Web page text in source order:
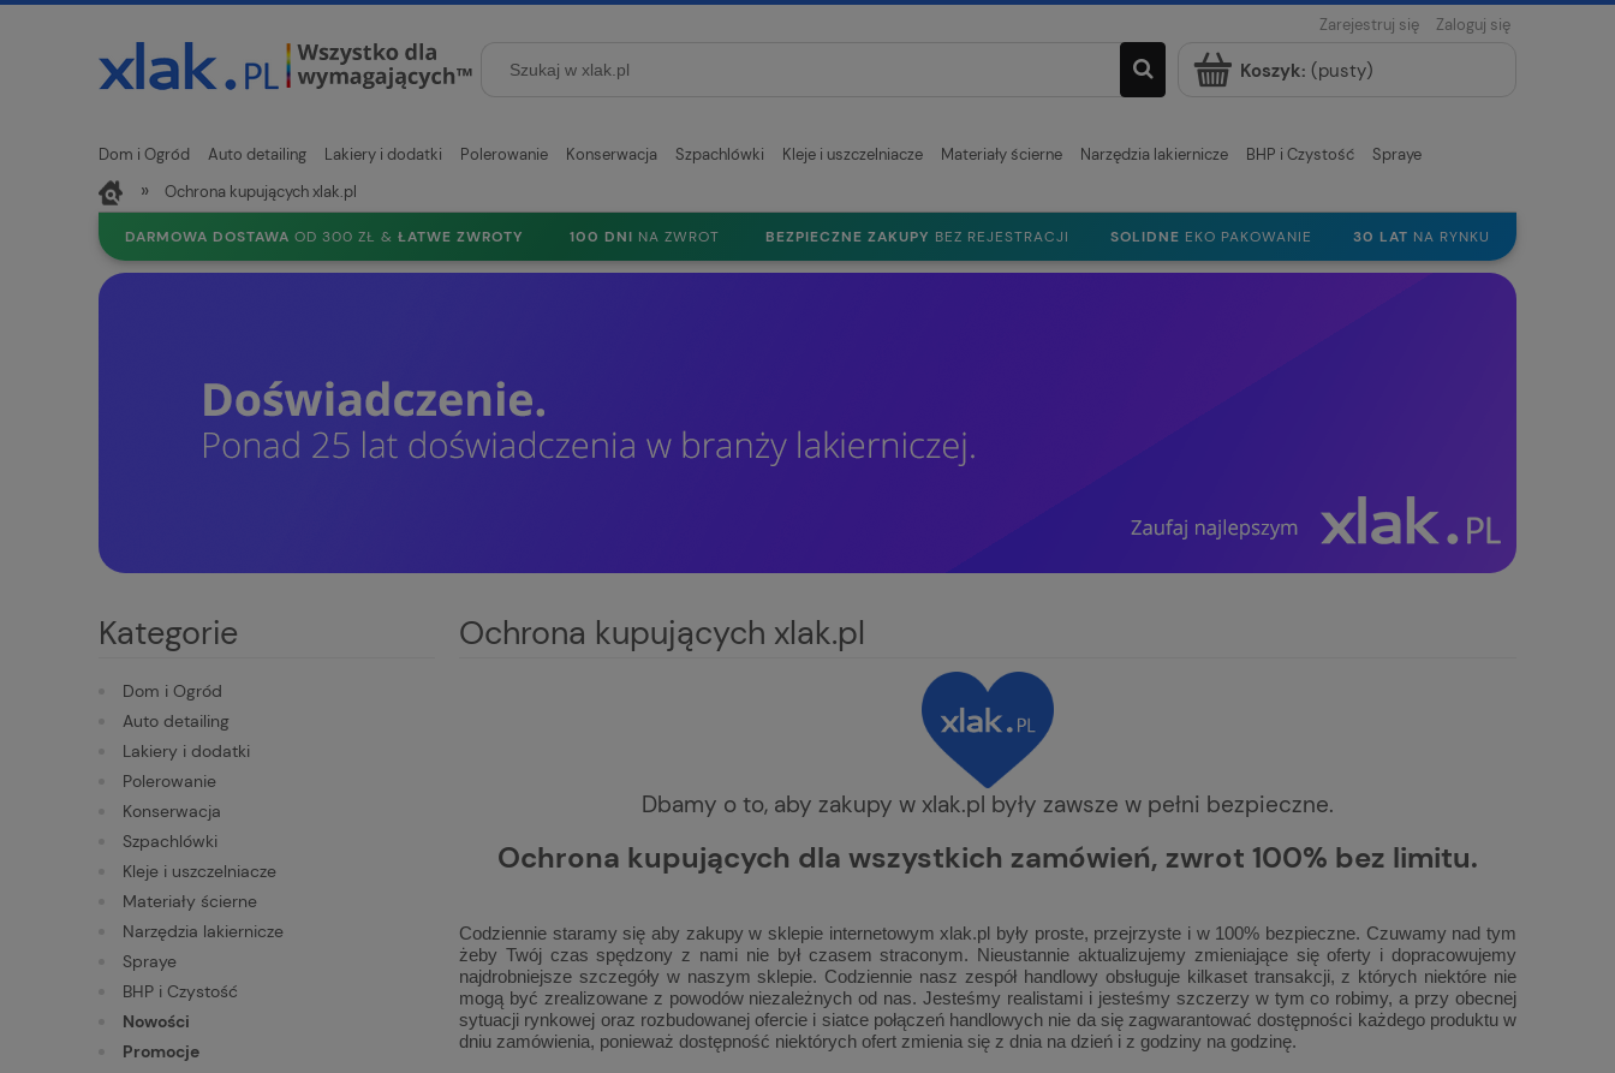
Zarejestruj się Zaloguj się
Koszyk: (pusty)
Dom i Ogród Auto detailing Lakiery i dodatki Polerowanie Konserwacja Szpachlówki Kleje i uszczelniacze Materiały ścierne Narzędzia lakiernicze BHP i Czystość Spraye
Nowości
» Ochrona kupujących xlak.pl
DARMOWA DOSTAWA OD 300 ZŁ & ŁATWE ZWROTY 100 DNI NA ZWROT BEZPIECZNE ZAKUPY BEZ REJESTRACJI SOLIDNE EKO PAKOWANIE 30 LAT NA RYNKU
Kategorie
Dom i Ogród
Auto detailing
Lakiery i dodatki
Polerowanie
Konserwacja
Szpachlówki
Kleje i uszczelniacze
Materiały ścierne
Narzędzia lakiernicze
Spraye
BHP i Czystość
Nowości
Promocje
Ochrona kupujących xlak.pl
Dbamy o to, aby zakupy w xlak.pl były zawsze w pełni bezpieczne.
Ochrona kupujących dla wszystkich zamówień, zwrot 100% bez limitu.
Codziennie staramy się aby zakupy w sklepie internetowym xlak.pl były proste, przejrzyste i w 100% bezpieczne. Czuwamy nad tym
żeby Twój czas spędzony z nami nie był czasem straconym. Nieustannie aktualizujemy zmieniające się oferty i dopracowujemy
najdrobniejsze szczegóły w naszym sklepie. Codziennie nasz zespół handlowy obsługuje kilkaset transakcji, z których niektóre nie
mogą być zrealizowane z powodów niezależnych od nas. Jesteśmy realistami i jesteśmy szczerzy w tym co robimy, a przy obecnej
sytuacji rynkowej oraz rozbudowanej ofercie i siatce połączeń handlowych nie da się zagwarantować dostępności każdego produktu w
dniu zamówienia, ponieważ dostępność niektórych ofert zmienia się z dnia na dzień i z godziny na godzinę.